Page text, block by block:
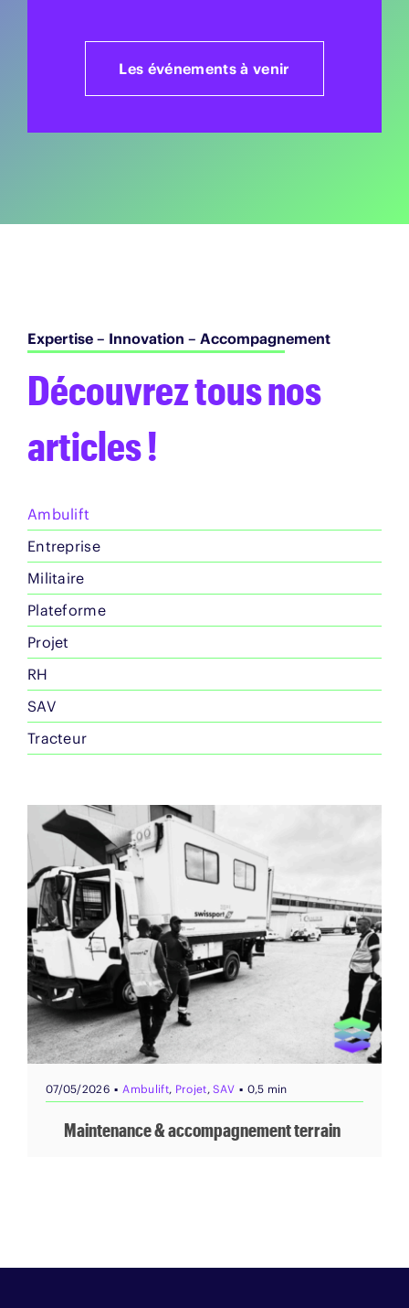
Les événements à venir
Expertise – Innovation – Accompagnement
Découvrez tous nos
articles !
Ambulift
Entreprise
Militaire
Plateforme
Projet
RH
SAV
Tracteur
07/05/2026 ▪ Ambulift, Projet,SAV ▪ 0,5 min
Maintenance & accompagnement terrain